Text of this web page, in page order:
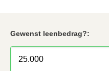
Gewenst leenbedrag?: